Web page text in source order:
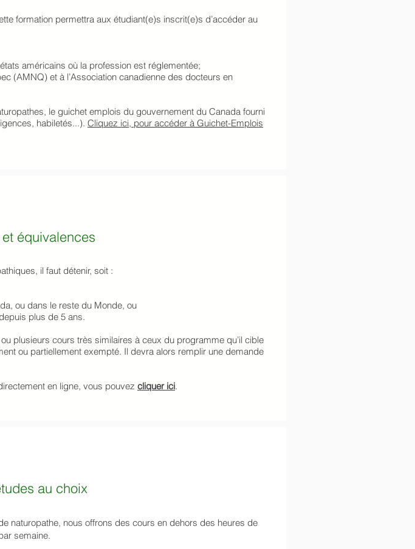
formation permettra aux étudiant(e)s inscrit(e)s d’accéder au
américains où la profession est réglementée;
(AMNQ) et à l’Association canadienne des docteurs en
le guichet emplois du gouvernement du Canada fourni
habiletés...). Cliquez ici, pour accéder à Guichet-Emplois
équivalences
il faut détenir, soit :
ou dans le reste du Monde, ou
plus de 5 ans.
plusieurs cours très similaires à ceux du programme qu’il cible
ou partiellement exempté. Il devra alors remplir une demande
en ligne, vous pouvez cliquer ici.
au choix
naturopathe, nous offrons des cours en dehors des heures de
semaine.